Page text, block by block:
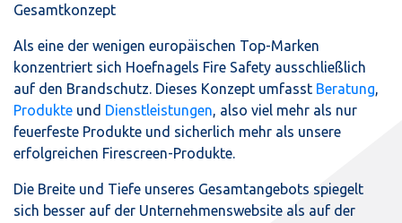
Gesamtkonzept
Als eine der wenigen europäischen Top-Marken
konzentriert sich Hoefnagels Fire Safety ausschließlich
auf den Brandschutz. Dieses Konzept umfasst Beratung,
Produkte und Dienstleistungen, also viel mehr als nur
feuerfeste Produkte und sicherlich mehr als unsere
erfolgreichen Firescreen-Produkte.
Die Breite und Tiefe unseres Gesamtangebots spiegelt
sich besser auf der Unternehmenswebsite als auf der